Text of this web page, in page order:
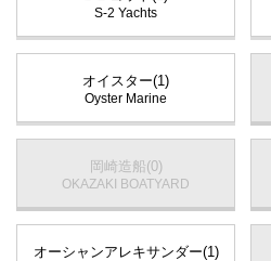
S-2 Yachts
オイスター(1)
Oyster Marine
岡崎造船(0)
OKAZAKI BOATYARD
オーシャンアレキサンダー(1)